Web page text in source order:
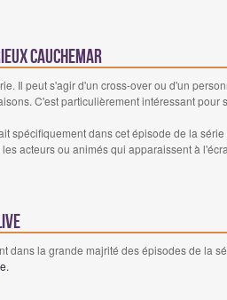
cauchemar
Il peut s'agir d'un cross-over ou d'un
C'est particulièrement intéressant pour
spécifiquement dans cet épisode de la série
acteurs ou animés qui apparaissent à
dans la grande majrité des épisodes de la